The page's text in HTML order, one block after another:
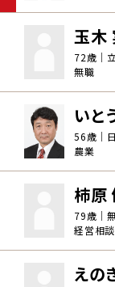
玉木
72歳｜
無職
いと
56歳｜
農業
柿原
79歳｜
経営相
えの